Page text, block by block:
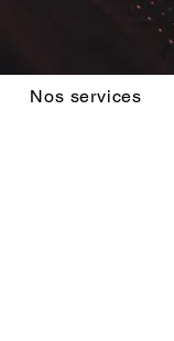
Nos services